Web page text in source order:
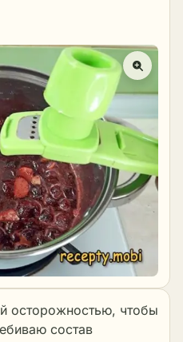
осторожностью, чтобы
состав